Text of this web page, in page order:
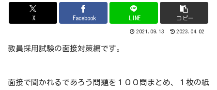
X Facebook LINE コピー
2021.09.13 2023.04.02
教員採用試験の面接対策編です。
面接で聞かれるであろう問題を１００問まとめ、１枚の紙